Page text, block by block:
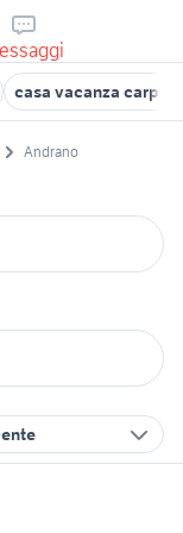
casa vacanza
Andrano